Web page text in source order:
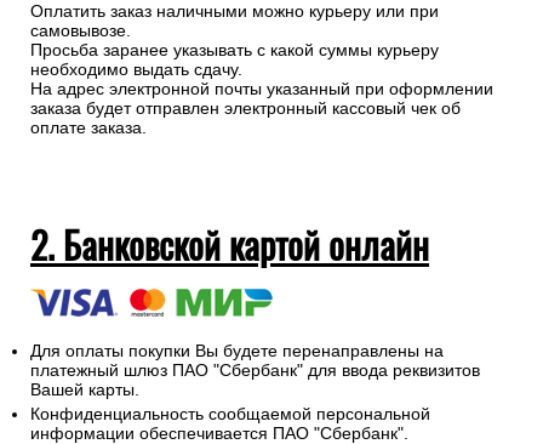
Оплатить заказ наличными можно курьеру или при
самовывозе.
Просьба заранее указывать с какой суммы курьеру
необходимо выдать сдачу.
На адрес электронной почты указанный при оформлении
заказа будет отправлен электронный кассовый чек об
оплате заказа.
2. Банковской картой онлайн
Для оплаты покупки Вы будете перенаправлены на
платежный шлюз ПАО "Сбербанк" для ввода реквизитов
Вашей карты.
Конфиденциальность сообщаемой персональной
информации обеспечивается ПАО "Сбербанк".